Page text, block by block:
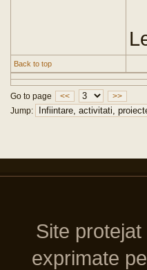
Back to top
Go to page <<
>>
Jump:
Site
exprimate